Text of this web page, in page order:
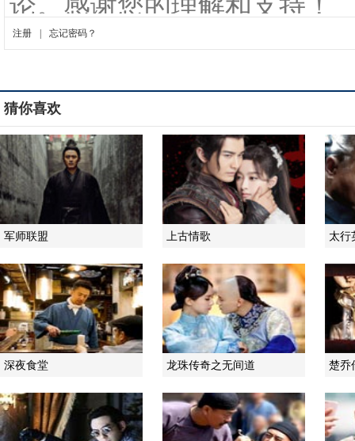
猜你喜欢
军师联盟 上古情歌 太行
深夜食堂 龙珠传奇之无间道 楚乔